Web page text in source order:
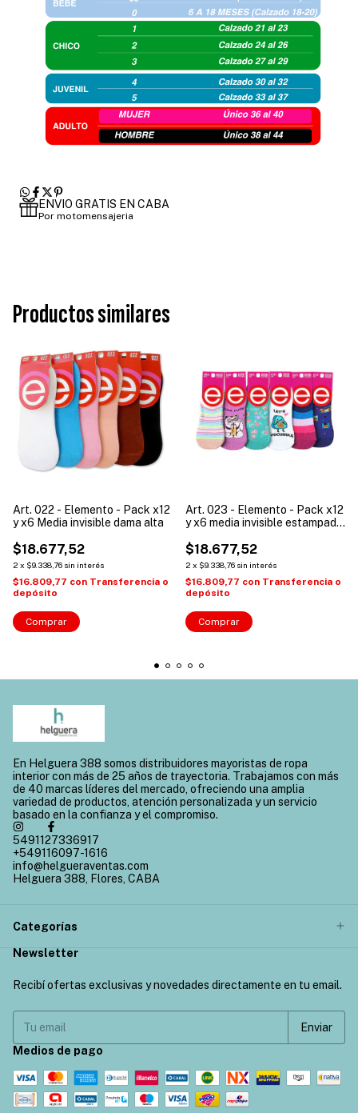
ENVIO GRATIS EN CABA
Por motomensajeria
Productos similares
Art. 022 - Elemento - Pack x12
y x6 Media invisible dama alta
$18.677,52
2 x $9.338,76 sin interés
$16.809,77 con Transferencia o
depósito
Comprar
Art. 023 - Elemento - Pack x12
y x6 media invisible estampada
$18.677,52
2 x $9.338,76 sin interés
$16.809,77 con Transferencia o
depósito
Comprar
En Helguera 388 somos distribuidores mayoristas de ropa
interior con más de 25 años de trayectoria. Trabajamos con más
de 40 marcas líderes del mercado, ofreciendo una amplia
variedad de productos, atención personalizada y un servicio
basado en la confianza y el compromiso.
5491127336917
+549116097-1616
info@helgueraventas.com
Helguera 388, Flores, CABA
Categorías
Newsletter
Recibí ofertas exclusivas y novedades directamente en tu email.
Medios de pago